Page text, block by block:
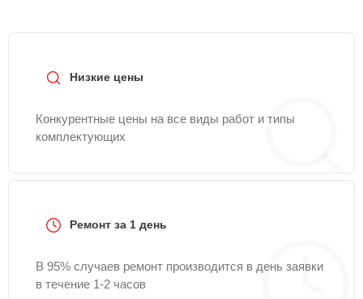
Низкие цены
Конкурентные цены на все виды работ и типы
комплектующих
Ремонт за 1 день
В 95% случаев ремонт производится в день заявки
в течение 1-2 часов